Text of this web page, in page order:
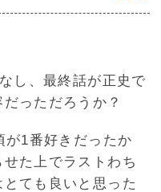
し、最終話が正史で
っただろうか？
が1番好きだったか
た上でラストわち
ても良いと思った